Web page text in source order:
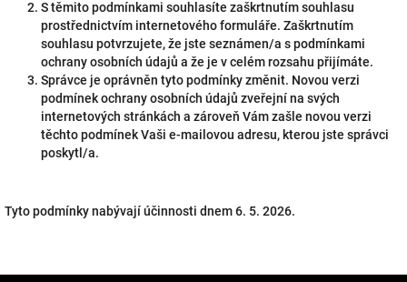
S těmito podmínkami souhlasíte zaškrtnutím souhlasu
prostřednictvím internetového formuláře. Zaškrtnutím
souhlasu potvrzujete, že jste seznámen/a s podmínkami
ochrany osobních údajů a že je v celém rozsahu přijímáte.
Správce je oprávněn tyto podmínky změnit. Novou verzi
podmínek ochrany osobních údajů zveřejní na svých
internetových stránkách a zároveň Vám zašle novou verzi
těchto podmínek Vaši e-mailovou adresu, kterou jste správci
poskytl/a.
Tyto podmínky nabývají účinnosti dnem6. 5. 2026.